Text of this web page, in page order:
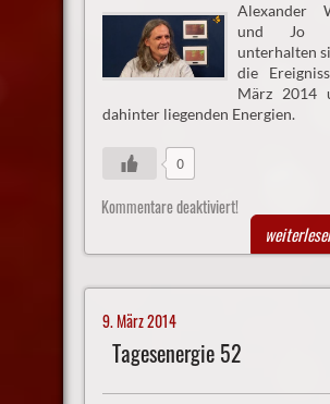
Alexander
und Jo
unterhalten
die
März 2014
dahinter liegenden Energien.
0
Kommentare deaktiviert!
9. März 2014
Tagesenergie 52